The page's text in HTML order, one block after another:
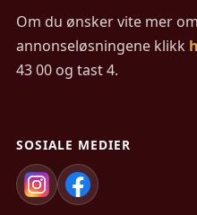
Om du ønsker vite mer
annonseløsningene klikk
43 00 og tast 4.
SOSIALE MEDIER